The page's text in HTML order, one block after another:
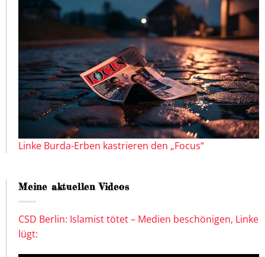
Linke Burda-Erben kastrieren den „Focus“
Meine aktuellen Videos
CSD Berlin: Islamist tötet – Medien beschönigen, Linke
lügt: